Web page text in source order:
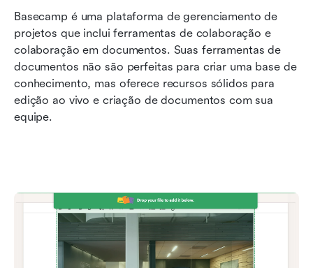
Basecamp é uma plataforma de gerenciamento de
projetos que inclui ferramentas de colaboração e
colaboração em documentos. Suas ferramentas de
documentos não são perfeitas para criar uma base de
conhecimento, mas oferece recursos sólidos para
edição ao vivo e criação de documentos com sua
equipe.